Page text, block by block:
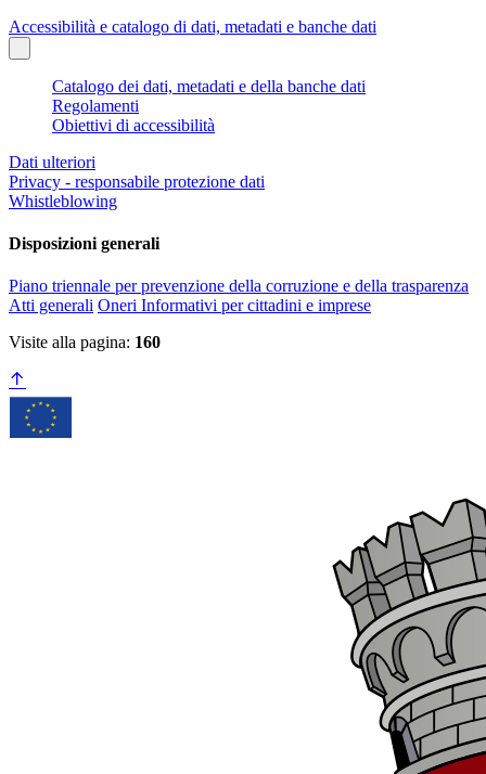
Accessibilità e catalogo di dati, metadati e banche dati
Catalogo dei dati, metadati e della banche dati
Regolamenti
Obiettivi di accessibilità
Dati ulteriori
Privacy - responsabile protezione dati
Whistleblowing
Disposizioni generali
Piano triennale per prevenzione della corruzione e della trasparenza
Atti generali Oneri Informativi per cittadini e imprese
Visite alla pagina: 160